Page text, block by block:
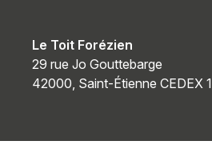
Le Toit Forézien
29 rue Jo Gouttebarge
42000, Saint-Étienne CEDEX 1